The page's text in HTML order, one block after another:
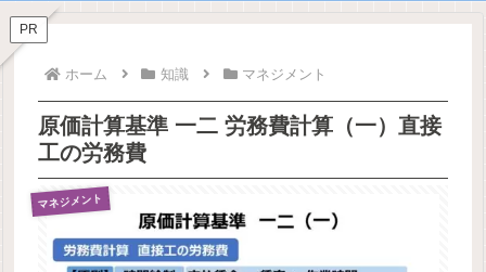
PR
ホーム 知識 マネジメント
原価計算基準 一二 労務費計算（一）直接
工の労務費
マネジメント